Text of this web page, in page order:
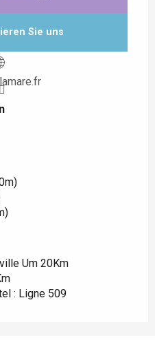
Sie uns
Um 20Km
: Ligne 509